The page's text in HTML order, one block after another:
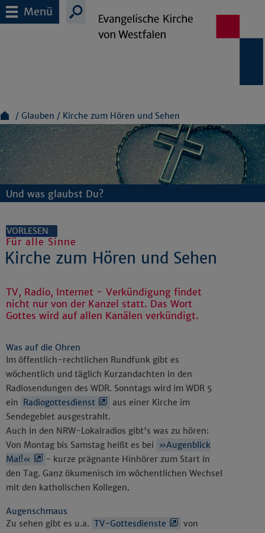
Menü
Glauben Kirche zum Hören und Sehen
Und was glaubst Du?
VORLESEN
Für alle Sinne
Kirche zum Hören und Sehen
TV, Radio, Internet - Verkündigung findet
nicht nur von der Kanzel statt. Das Wort
Gottes wird auf allen Kanälen verkündigt.
Was auf die Ohren
Im öffentlich-rechtlichen Rundfunk gibt es
wöchentlich und täglich Kurzandachten in den
Radiosendungen des WDR. Sonntags wird im WDR 5
ein Radiogottesdienst
aus einer Kirche im
Sendegebiet ausgestrahlt.
Auch in den NRW-Lokalradios gibt's was zu hören:
Von Montag bis Samstag heißt es bei
»Augenblick
Mal!«
- kurze prägnante Hinhörer zum Start in
den Tag. Ganz ökumenisch im wöchentlichen Wechsel
mit den katholischen Kollegen.
Augenschmaus
Zu sehen gibt es u.a. TV-Gottesdienste
von